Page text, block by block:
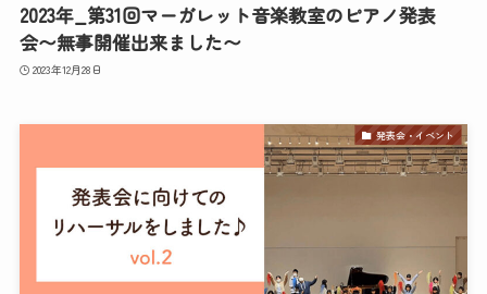
2023年_第31回マーガレット音楽教室のピアノ発表
会〜無事開催出来ました〜
2023年12月28日
発表会・イベント